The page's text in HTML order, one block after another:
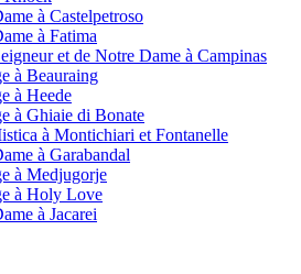
à Castelpetroso
à Fatima
et de Notre Dame à Campinas
à Beauraing
à Heede
à Ghiaie di Bonate
à Montichiari et Fontanelle
à Garabandal
à Medjugorje
à Holy Love
à Jacarei